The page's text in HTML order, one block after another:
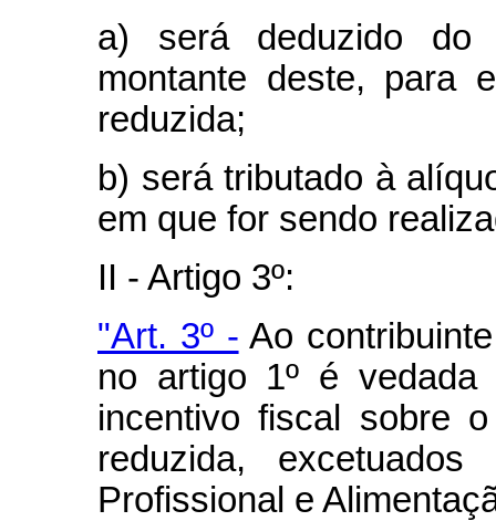
a) será deduzido do
montante deste, para
reduzida;
b) será tributado à
em que for sendo
II - Artigo 3º:
"Art. 3º - Ao
no artigo 1º é
incentivo fiscal sobre
reduzida,
Profissional e